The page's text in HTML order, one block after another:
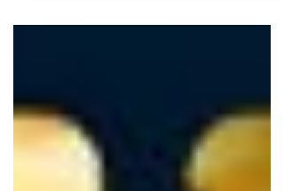
τελάρα μελισσών, από τα οποία 3 θα είναι